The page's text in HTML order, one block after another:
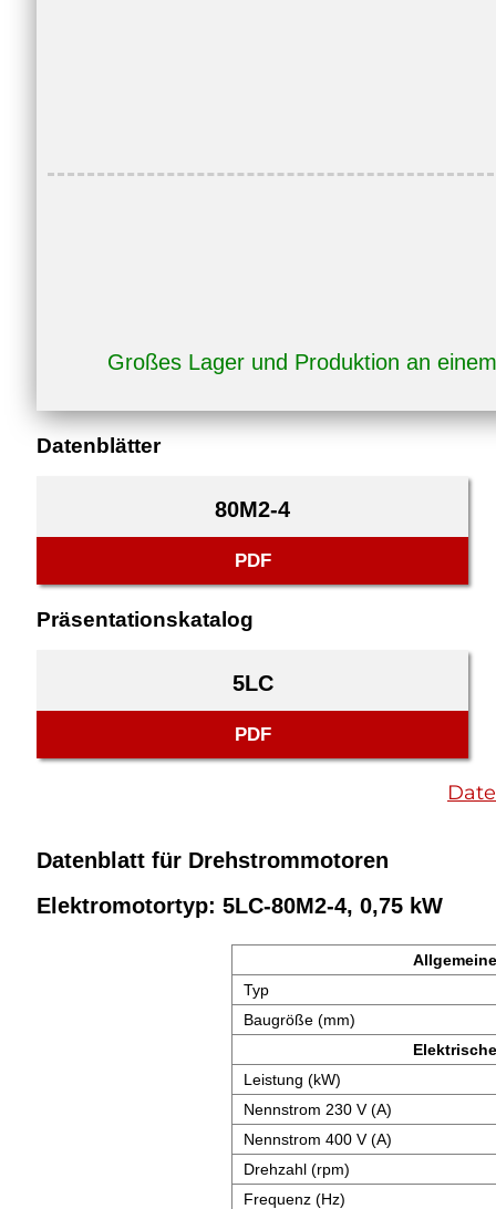
Großes Lager und Produktion an
Datenblätter
80M2-4
PDF
Präsentationskatalog
5LC
PDF
Datenblatt für Drehstrommotoren
Elektromotortyp: 5LC-80M2-4, 0,75 kW
Typ
Baugröße (mm)
Leistung (kW)
Nennstrom 230 V (A)
Nennstrom 400 V (A)
Drehzahl (rpm)
Frequenz (Hz)